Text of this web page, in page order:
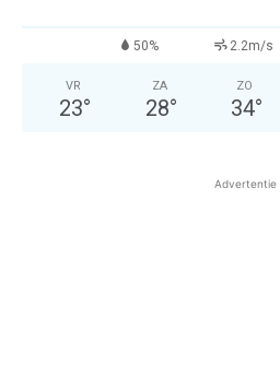
50% 2.2m/s
VR
23°
ZA
28°
ZO
34°
Advertentie